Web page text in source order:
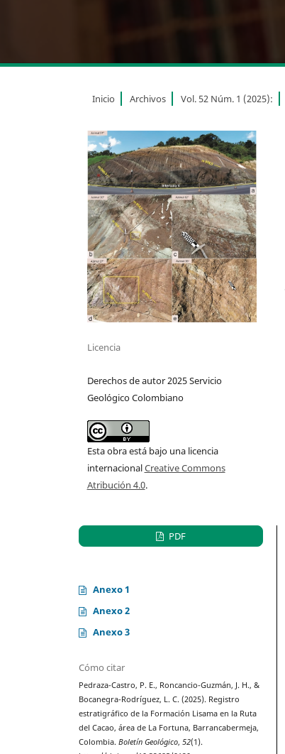
Inicio Archivos Vol. 52 Núm. 1 (2025):
Licencia
Derechos de autor 2025 Servicio
Geológico Colombiano
Esta obra está bajo una licencia
internacionalCreative Commons
Atribución 4.0.
PDF
Anexo 1
Anexo 2
Anexo 3
Cómo citar
Pedraza-Castro, P. E., Roncancio-Guzmán, J. H., &
Bocanegra-Rodríguez, L. C. (2025). Registro
estratigráfico de la Formación Lisama en la Ruta
del Cacao, área de La Fortuna, Barrancabermeja,
Colombia.Boletín Geológico,52(1).